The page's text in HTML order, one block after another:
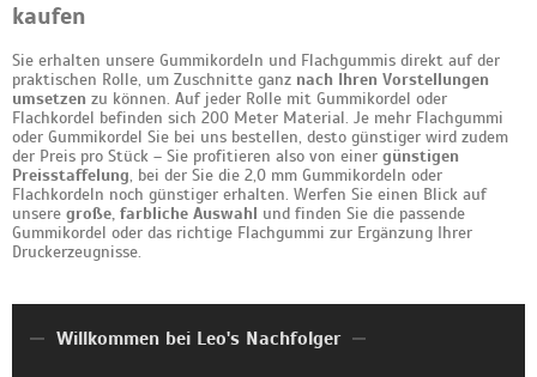
kaufen
Sie erhalten unsere Gummikordeln und Flachgummis direkt auf der
praktischen Rolle, um Zuschnitte ganz nach Ihren Vorstellungen
umsetzen zu können. Auf jeder Rolle mit Gummikordel oder
Flachkordel befinden sich 200 Meter Material. Je mehr Flachgummi
oder Gummikordel Sie bei uns bestellen, desto günstiger wird zudem
der Preis pro Stück – Sie profitieren also von einer günstigen
Preisstaffelung, bei der Sie die 2,0 mm Gummikordeln oder
Flachkordeln noch günstiger erhalten. Werfen Sie einen Blick auf
unsere große, farbliche Auswahl und finden Sie die passende
Gummikordel oder das richtige Flachgummi zur Ergänzung Ihrer
Druckerzeugnisse.
Willkommen bei Leo's Nachfolger